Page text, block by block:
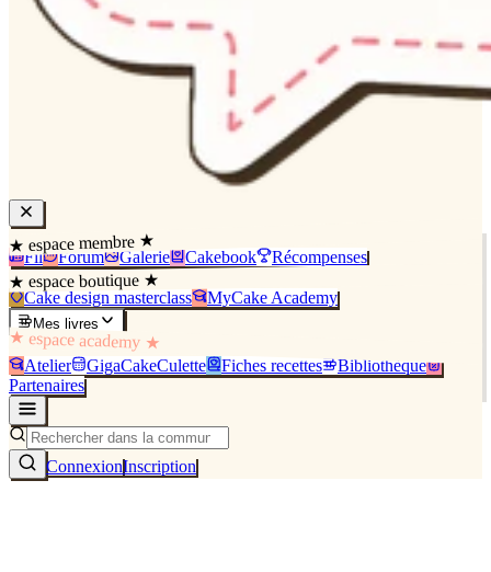
★ espace membre ★
Fil Forum Galerie Cakebook Récompenses
★ espace boutique ★
Cake design masterclass MyCake Academy
Mes livres
★ espace academy ★
Atelier GigaCakeCulette Fiches recettes
Bibliothèque
Partenaires
ConnexionInscription